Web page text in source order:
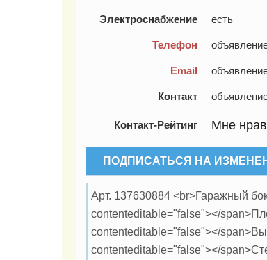
Электроснабжение есть
Телефон
Email
Контакт
Контакт-Рейтинг Мне
ПОДПИСАТЬСЯ НА
Арт. 137630884 <br>Гаражный
contenteditable="false"></
contenteditable="false"></
contenteditable="false"></